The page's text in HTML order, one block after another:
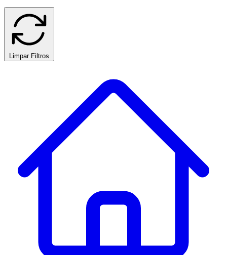
Limpar Filtros